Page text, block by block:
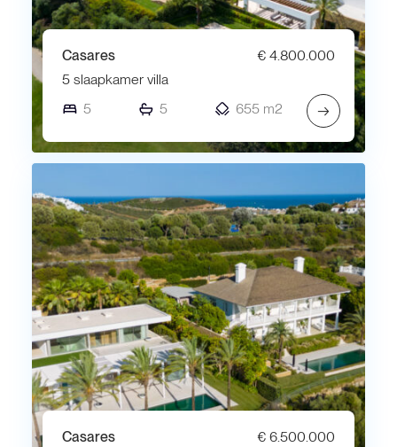
Casares
€ 4.800.000
5 slaapkamer villa
5
5 655 m2 →
Casares
€ 6.500.000